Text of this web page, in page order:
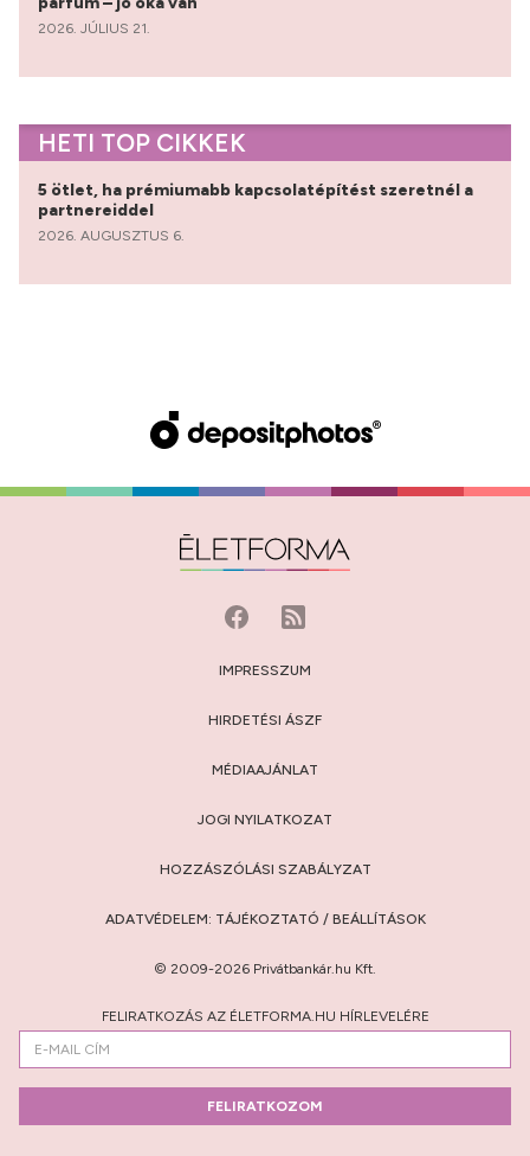
2026. JÚLIUS 21.
HETI TOP CIKKEK
5 ötlet, ha prémiumabb kapcsolatépítést szeretnél a
partnereiddel
2026. AUGUSZTUS 6.
IMPRESSZUM
HIRDETÉSI ÁSZF
MÉDIAAJÁNLAT
JOGI NYILATKOZAT
HOZZÁSZÓLÁSI SZABÁLYZAT
ADATVÉDELEM: TÁJÉKOZTATÓ / BEÁLLÍTÁSOK
© 2009-2026 Privátbankár.hu Kft.
FELIRATKOZÁS AZ ÉLETFORMA.HU HÍRLEVELÉRE
FELIRATKOZOM